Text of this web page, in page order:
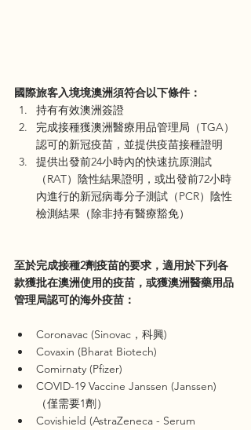
國際旅客入境境澳洲須符合以下條件：
持有有效澳洲簽證
完成接種獲澳洲醫療用品管理局（TGA）
認可的新冠疫苗，並提供疫苗接種證明
提供出發前24小時內的快速抗原測試
（RAT）陰性結果證明，或出發前72小時
內進行的新冠病毒分子測試（PCR）陰性
檢測結果（除非持有醫療豁免）
至於完成接種2劑疫苗的要求，適用於下列各
款獲批在澳洲使用的疫苗，或獲澳洲醫藥用品
管理局認可的海外疫苗：
Coronavac (Sinovac，科興)
Covaxin (Bharat Biotech)
Comirnaty (Pfizer)
COVID-19 Vaccine Janssen (Janssen)
（僅需要1劑）
Covishield (AstraZeneca - Serum